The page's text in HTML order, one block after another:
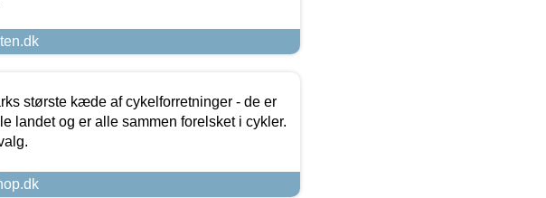
største kæde af cykelforretninger - de er
landet og er alle sammen forelsket i cykler.